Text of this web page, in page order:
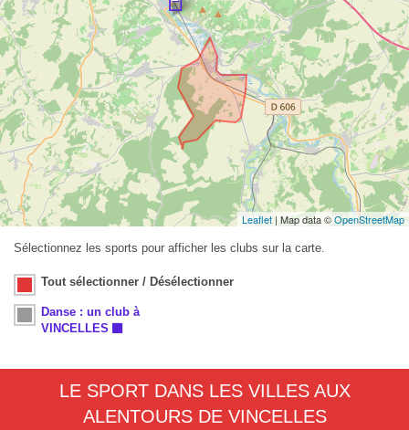
Leaflet | Map data ©OpenStreetMap
Sélectionnez les sports pour afficher les clubs sur la carte.
Tout sélectionner / Désélectionner
Danse : un club à
VINCELLES
LE SPORT DANS LES VILLES AUX
ALENTOURS DE VINCELLES